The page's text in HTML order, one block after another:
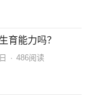
育能力吗？
· 486阅读